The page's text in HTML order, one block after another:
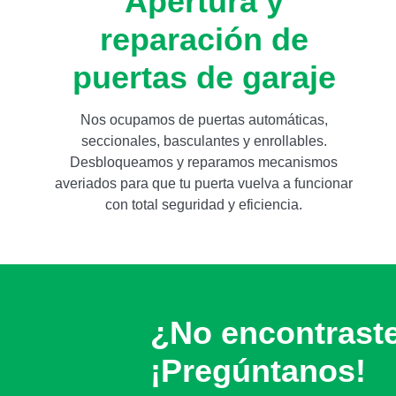
reparación de
puertas de garaje
Nos ocupamos de puertas automáticas,
seccionales, basculantes y enrollables.
Desbloqueamos y reparamos mecanismos
averiados para que tu puerta vuelva a funcionar
con total seguridad y eficiencia.
¿No
¡Pregúntanos!